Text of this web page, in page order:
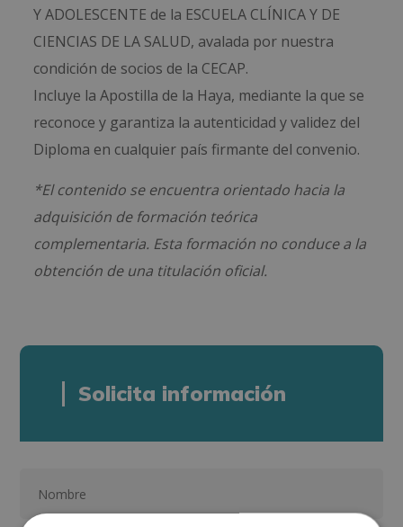
Y ADOLESCENTE de la ESCUELA CLÍNICA Y DE
CIENCIAS DE LA SALUD, avalada por nuestra
condición de socios de la CECAP.
Incluye la Apostilla de la Haya, mediante la que se
reconoce y garantiza la autenticidad y validez del
Diploma en cualquier país firmante del convenio.
*El contenido se encuentra orientado hacia la
adquisición de formación teórica
complementaria. Esta formación no conduce a la
obtención de una titulación oficial.
Solicita información